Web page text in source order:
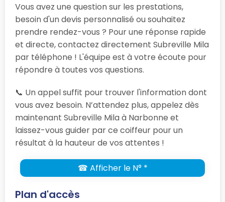
Vous avez une question sur les prestations,
besoin d'un devis personnalisé ou souhaitez
prendre rendez-vous ? Pour une réponse rapide
et directe, contactez directement Subreville Mila
par téléphone ! L'équipe est à votre écoute pour
répondre à toutes vos questions.
📞 Un appel suffit pour trouver l'information dont
vous avez besoin. N’attendez plus, appelez dès
maintenant Subreville Mila à Narbonne et
laissez-vous guider par ce coiffeur pour un
résultat à la hauteur de vos attentes !
☎ Afficher le N° *
Plan d'accès